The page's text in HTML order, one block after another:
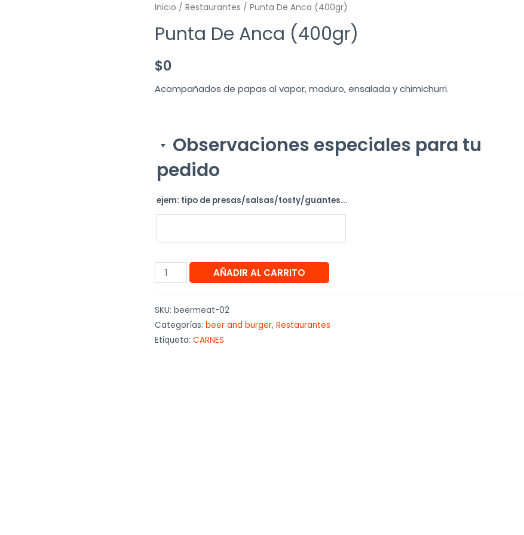
Inicio / Restaurantes / Punta De Anca (400gr)
Punta De Anca (400gr)
$0
Acompañados de papas al vapor, maduro, ensalada y chimichurri.
Observaciones especiales para tu
pedido
ejem: tipo de presas/salsas/tosty/guantes...
AÑADIR AL CARRITO
SKU: beermeat-02
Categorías: beer and burger, Restaurantes
Etiqueta: CARNES